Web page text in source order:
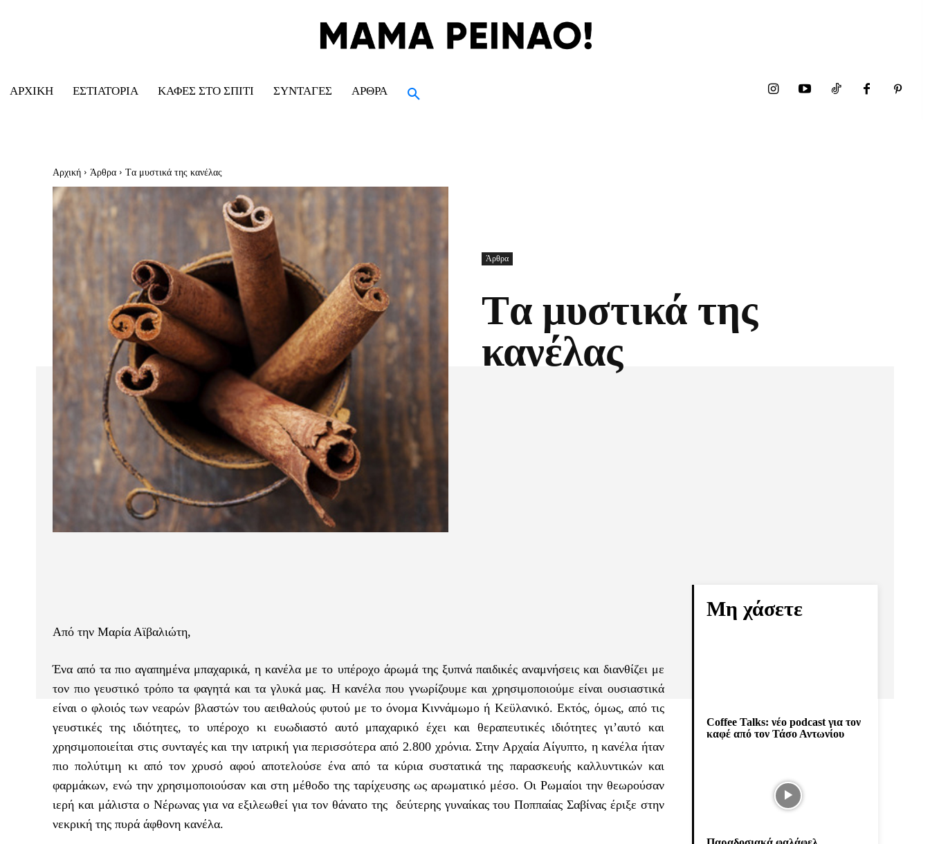
ΑΡΧΙΚΉ ΕΣΤΙΑΤΌΡΙΑ ΚΑΦΈΣ ΣΤΟ ΣΠΊΤΙ ΣΥΝΤΑΓΈΣ ΆΡΘΡΑ
Αρχική Άρθρα Tα μυστικά της κανέλας
Άρθρα
Tα μυστικά της
κανέλας
Από την Μαρία Αϊβαλιώτη,
Ένα από τα πιο αγαπημένα μπαχαρικά, η κανέλα με το υπέροχο άρωμά της ξυπνά παιδικές αναμνήσεις και διανθίζει με
τον πιο γευστικό τρόπο τα φαγητά και τα γλυκά μας. Η κανέλα που γνωρίζουμε και χρησιμοποιούμε είναι ουσιαστικά
είναι ο φλοιός των νεαρών βλαστών του αειθαλούς φυτού με το όνομα Κιννάμωμο ή Κεϋλανικό. Εκτός, όμως, από τις
γευστικές της ιδιότητες, το υπέροχο κι ευωδιαστό αυτό μπαχαρικό έχει και θεραπευτικές ιδιότητες γι’αυτό και
χρησιμοποιείται στις συνταγές και την ιατρική για περισσότερα από 2.800 χρόνια. Στην Αρχαία Αίγυπτο, η κανέλα ήταν
πιο πολύτιμη κι από τον χρυσό αφού αποτελούσε ένα από τα κύρια συστατικά της παρασκευής καλλυντικών και
φαρμάκων, ενώ την χρησιμοποιούσαν και στη μέθοδο της ταρίχευσης ως αρωματικό μέσο. Οι Ρωμαίοι την θεωρούσαν
ιερή και μάλιστα ο Νέρωνας για να εξιλεωθεί για τον θάνατο της δεύτερης γυναίκας του Ποππαίας Σαβίνας έριξε στην
νεκρική της πυρά άφθονη κανέλα.
Μη χάσετε
Coffee Talks: νέο podcast για τον
καφέ από τον Τάσο Αντωνίου